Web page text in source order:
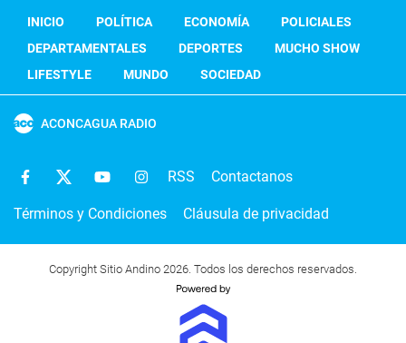
INICIO POLÍTICA ECONOMÍA
POLICIALES
DEPARTAMENTALES
DEPORTES
MUCHO SHOW
LIFESTYLE
MUNDO SOCIEDAD
ACONCAGUA RADIO
RSS Contactanos
Términos y Condiciones Cláusula de privacidad
Copyright Sitio Andino 2026. Todos los derechos reservados.